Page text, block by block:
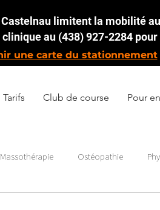
limitent la mobilité
au (438) 927-2284
une carte du stationnement
Tarifs Club de course Pour
Massothérapie Ostéopathie